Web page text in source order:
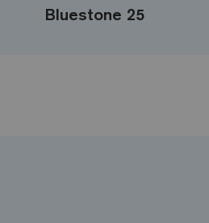
Bluestone 25